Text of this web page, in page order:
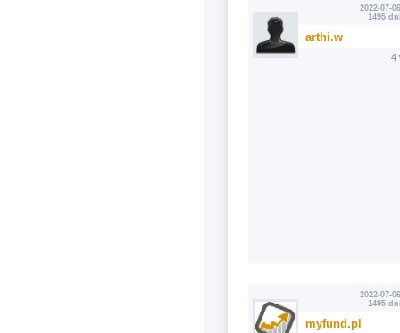
2022-07-
1495
arthi.w
4
2022-07-
1495
myfund.pl